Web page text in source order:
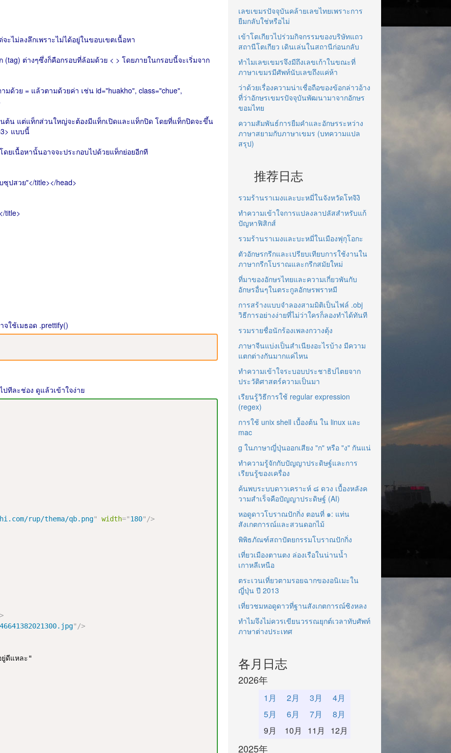
ะไม่ลงลึกเพราะไม่ได้อยู่ในขอบเขตเนื้อหา
ต่างๆซึ่งก็คือกรอบที่ล้อมด้วย < > โดยภายในกรอบนี้จะเริ่มจาก
ด้วย = แล้วตามด้วยค่า เช่น id="huakho", class="chue",
นต้น แต่แท็กส่วนใหญ่จะต้องมีแท็กเปิดและแท็กปิด โดยที่แท็กปิดจะขึ้น
แบบนี้
ยเนื้อหานั้นอาจจะประกอบไปด้วยแท็กย่อยอีกที
ซุปสวย"</title></head>
title>
จใช้เมธอด .prettify()
ทีละช่อง ดูแล้วเข้าใจง่าย
rup/thema/qb.png" width="180" />
>
" />
ดีแหละ"
เลขเขมรปัจจุบันคล้ายเลขไทยเพราะการ
ยืมกลับใช่หรือไม่
เข้าโตเกียวไปร่วมกิจกรรมของบริษัทแถว
สถานีโตเกียว เดินเล่นในสถานีก่อนกลับ
ทำไมเลขเขมรจึงมีถึงเลขเก้าในขณะที่
ภาษาเขมรมีศัพท์นับเลขถึงแค่ห้า
ว่าด้วยเรื่องความน่าเชื่อถือของข้อกล่าวอ้าง
ที่ว่าอักษรเขมรปัจจุบันพัฒนามาจากอักษร
ขอมไทย
ความสัมพันธ์การยืมคำและอักษรระหว่าง
ภาษาสยามกับภาษาเขมร (บทความแปล
สรุป)
推荐日志
รวมร้านราเมงและบะหมี่ในจังหวัดโทจิงิ
ทำความเข้าใจการแปลงลาปลัสสำหรับแก้
ปัญหาฟิสิกส์
รวมร้านราเมงและบะหมี่ในเมืองฟุกุโอกะ
ตัวอักษรกรีกและเปรียบเทียบการใช้งานใน
ภาษากรีกโบราณและกรีกสมัยใหม่
ที่มาของอักษรไทยและความเกี่ยวพันกับ
อักษรอื่นๆในตระกูลอักษรพราหมี
การสร้างแบบจำลองสามมิติเป็นไฟล์ .obj
วิธีการอย่างง่ายที่ไม่ว่าใครก็ลองทำได้ทันที
รวมรายชื่อนักร้องเพลงกวางตุ้ง
ภาษาจีนแบ่งเป็นสำเนียงอะไรบ้าง มีความ
แตกต่างกันมากแค่ไหน
ทำความเข้าใจระบอบประชาธิปไตยจาก
ประวัติศาสตร์ความเป็นมา
เรียนรู้วิธีการใช้ regular expression
(regex)
การใช้ unix shell เบื้องต้น ใน linux และ
mac
g ในภาษาญี่ปุ่นออกเสียง "ก" หรือ "ง" กันแน่
ทำความรู้จักกับปัญญาประดิษฐ์และการ
เรียนรู้ของเครื่อง
ค้นพบระบบดาวเคราะห์ ๘ ดวง เบื้องหลังค
วามสำเร็จคือปัญญาประดิษฐ์ (AI)
หอดูดาวโบราณปักกิ่ง ตอนที่ ๑: แท่น
สังเกตการณ์และสวนดอกไม้
พิพิธภัณฑ์สถาปัตยกรรมโบราณปักกิ่ง
เที่ยวเมืองตานตง ล่องเรือในน่านน้ำ
เกาหลีเหนือ
ตระเวนเที่ยวตามรอยฉากของอนิเมะใน
ญี่ปุ่น ปี 2013
เที่ยวชมหอดูดาวที่ฐานสังเกตการณ์ซิงหลง
ทำไมจึงไม่ควรเขียนวรรณยุกต์เวลาทับศัพท์
ภาษาต่างประเทศ
各月日志
2026年
1月 2月 3月
4月
5月
6月 7月
8月
9月
10月 11月 12月
2025年